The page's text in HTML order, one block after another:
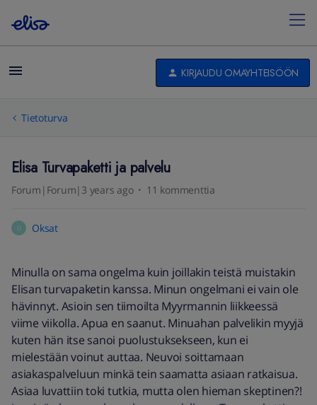
KIRJAUDU OMAYHTEISÖÖN
Tietoturva
Elisa Turvapaketti ja palvelu
Forum|Forum|3 years ago 11 kommenttia
O Oksat
Minulla on sama ongelma kuin joillakin teistä muistakin
Elisan turvapaketin kanssa. Minun ongelmani ei vain ole
hävinnyt. Asioin sen tiimoilta Myyrmannin liikkeessä
viime viikolla. Apua en saanut. Minuahan palvelikin myyjä
kuten hän itse sanoi puolustuksekseen, kun ei
mielestään voinut auttaa. Neuvoi soittamaan
asiakaspalveluun minkä tein saamatta asiaan ratkaisua.
Asiaa luvattiin toki tutkia, mutta olen hieman skeptinen?!